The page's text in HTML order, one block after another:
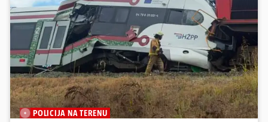
POLICIJA NA TERENU